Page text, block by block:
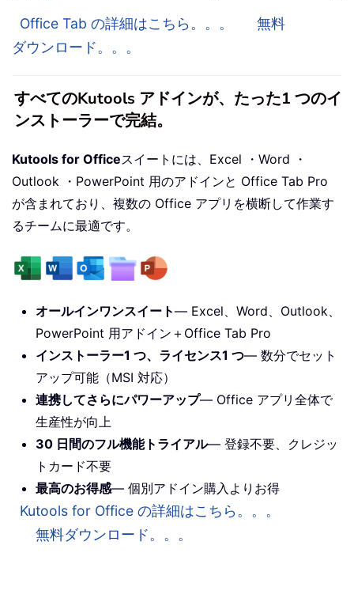
Office Tab の詳細はこちら。。。
無料
ダウンロード。。。
すべてのKutools アドインが、たった1 つのイ
ンストーラーで完結。
Kutools for Officeスイートには、Excel ・Word ・
Outlook ・PowerPoint 用のアドインと Office Tab Pro
が含まれており、複数の Office アプリを横断して作業す
るチームに最適です。
オールインワンスイート— Excel、Word、Outlook、
PowerPoint 用アドイン＋Office Tab Pro
インストーラー1 つ、ライセンス1 つ— 数分でセット
アップ可能（MSI 対応）
連携してさらにパワーアップ— Office アプリ全体で
生産性が向上
30 日間のフル機能トライアル— 登録不要、クレジッ
トカード不要
最高のお得感— 個別アドイン購入よりお得
Kutools for Office の詳細はこちら。。。
無料ダウンロード。。。